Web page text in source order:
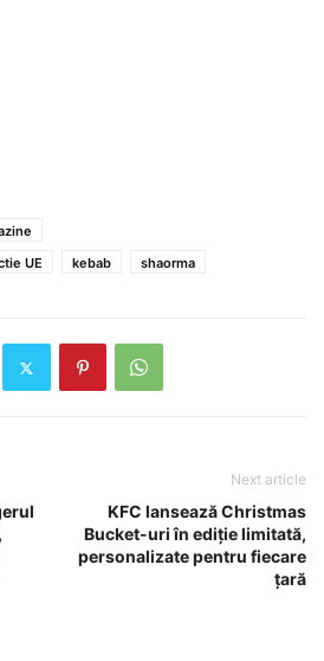
UE kebab shaorma
Next article
KFC lansează Christmas
Bucket-uri în ediţie limitată,
personalizate pentru fiecare
ţară